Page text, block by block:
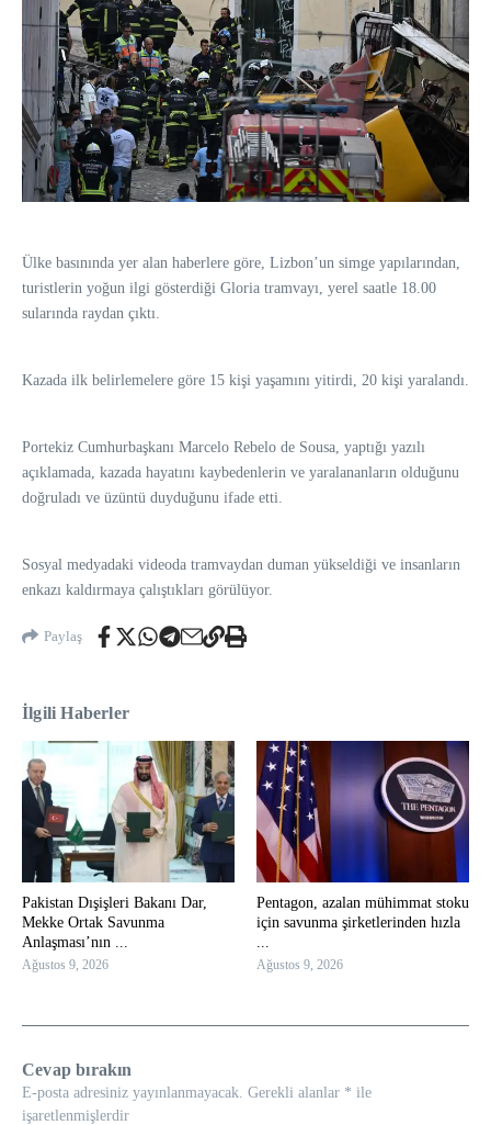
Ülke basınında yer alan haberlere göre, Lizbon’un simge yapılarından,
turistlerin yoğun ilgi gösterdiği Gloria tramvayı, yerel saatle 18.00
sularında raydan çıktı.
Kazada ilk belirlemelere göre 15 kişi yaşamını yitirdi, 20 kişi yaralandı.
Portekiz Cumhurbaşkanı Marcelo Rebelo de Sousa, yaptığı yazılı
açıklamada, kazada hayatını kaybedenlerin ve yaralananların olduğunu
doğruladı ve üzüntü duyduğunu ifade etti.
Sosyal medyadaki videoda tramvaydan duman yükseldiği ve insanların
enkazı kaldırmaya çalıştıkları görülüyor.
Paylaş
İlgili Haberler
Pakistan Dışişleri Bakanı Dar,
Mekke Ortak Savunma
Anlaşması’nın ...
Ağustos 9, 2026
Pentagon, azalan mühimmat stoku
için savunma şirketlerinden hızla
Ağustos 9, 2026
Cevap bırakın
E-posta adresiniz yayınlanmayacak. Gerekli alanlar * ile
işaretlenmişlerdir